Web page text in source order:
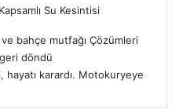
Su Kesintisi
bahçe mutfağı Çözümleri
döndü
hayatı karardı. Motokuryeye